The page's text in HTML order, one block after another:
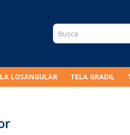
LOSANGULAR TELA GRADIL